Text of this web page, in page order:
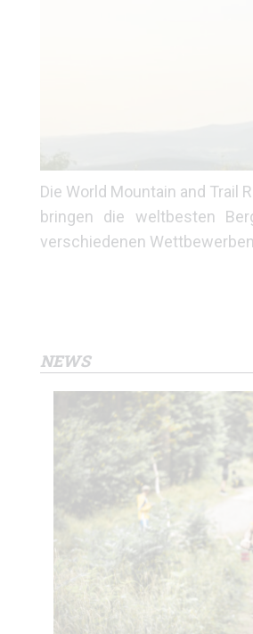
Die World Mountain and
bringen die weltbesten
verschiedenen
NEWS